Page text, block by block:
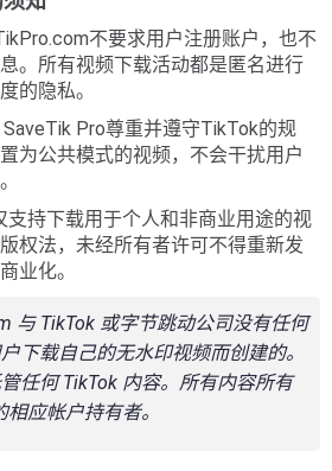
不要求用户注册账户，也不
。所有视频下载活动都是匿名进行
的隐私。
SaveTik Pro尊重并遵守TikTok的规
为公共模式的视频，不会干扰用户
支持下载用于个人和非商业用途的视
权法，未经所有者许可不得重新发
业化。
与 TikTok 或字节跳动公司没有任何
下载自己的无水印视频而创建的。
任何 TikTok 内容。所有内容所有
应帐户持有者。